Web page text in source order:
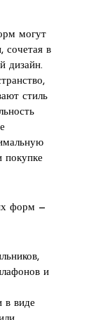
могут
сочетая в
дизайн.
стиль
покупке
форм —
и
в виде